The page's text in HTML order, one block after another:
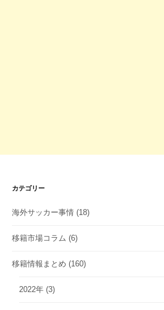
カテゴリー
海外サッカー事情 (18)
移籍市場コラム (6)
移籍情報まとめ (160)
2022年 (3)